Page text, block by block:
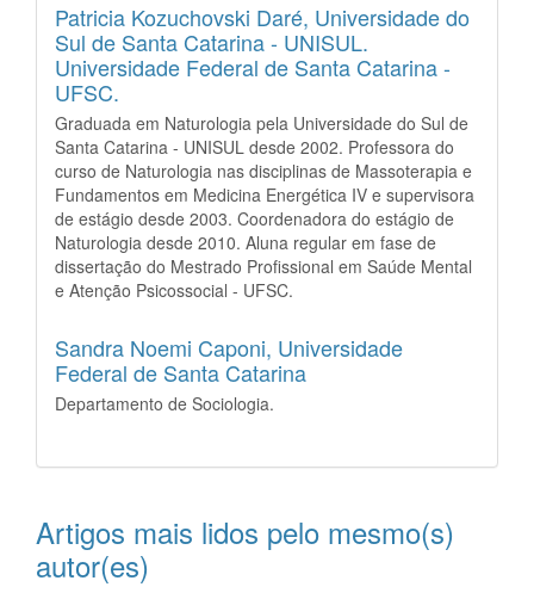
Patricia Kozuchovski Daré, Universidade do
Sul de Santa Catarina - UNISUL.
Universidade Federal de Santa Catarina -
UFSC.
Graduada em Naturologia pela Universidade do Sul de
Santa Catarina - UNISUL desde 2002. Professora do
curso de Naturologia nas disciplinas de Massoterapia e
Fundamentos em Medicina Energética IV e supervisora
de estágio desde 2003. Coordenadora do estágio de
Naturologia desde 2010. Aluna regular em fase de
dissertação do Mestrado Profissional em Saúde Mental
e Atenção Psicossocial - UFSC.
Sandra Noemi Caponi, Universidade
Federal de Santa Catarina
Departamento de Sociologia.
Artigos mais lidos pelo mesmo(s)
autor(es)